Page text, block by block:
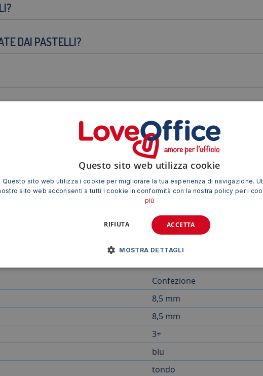
DAI PASTELLI?
TIPI DI CARTA?
I PASTELLI?
rappresentano una soluzione ideale per stimolare la
e l'astuccio appendibile li rendono un prodotto indispensabile
Confezione
8,5 mm
8,5 mm
3+
blu
tondo
Questo sito web utilizza cookie
Questo sito web utilizza i cookie per migliorare la tua esperienza di navigazione.
sito web acconsenti a tutti i cookie in conformità con la nostra policy per i
più
ACCETTA
RIFIUTA
MOSTRA DETTAGLI